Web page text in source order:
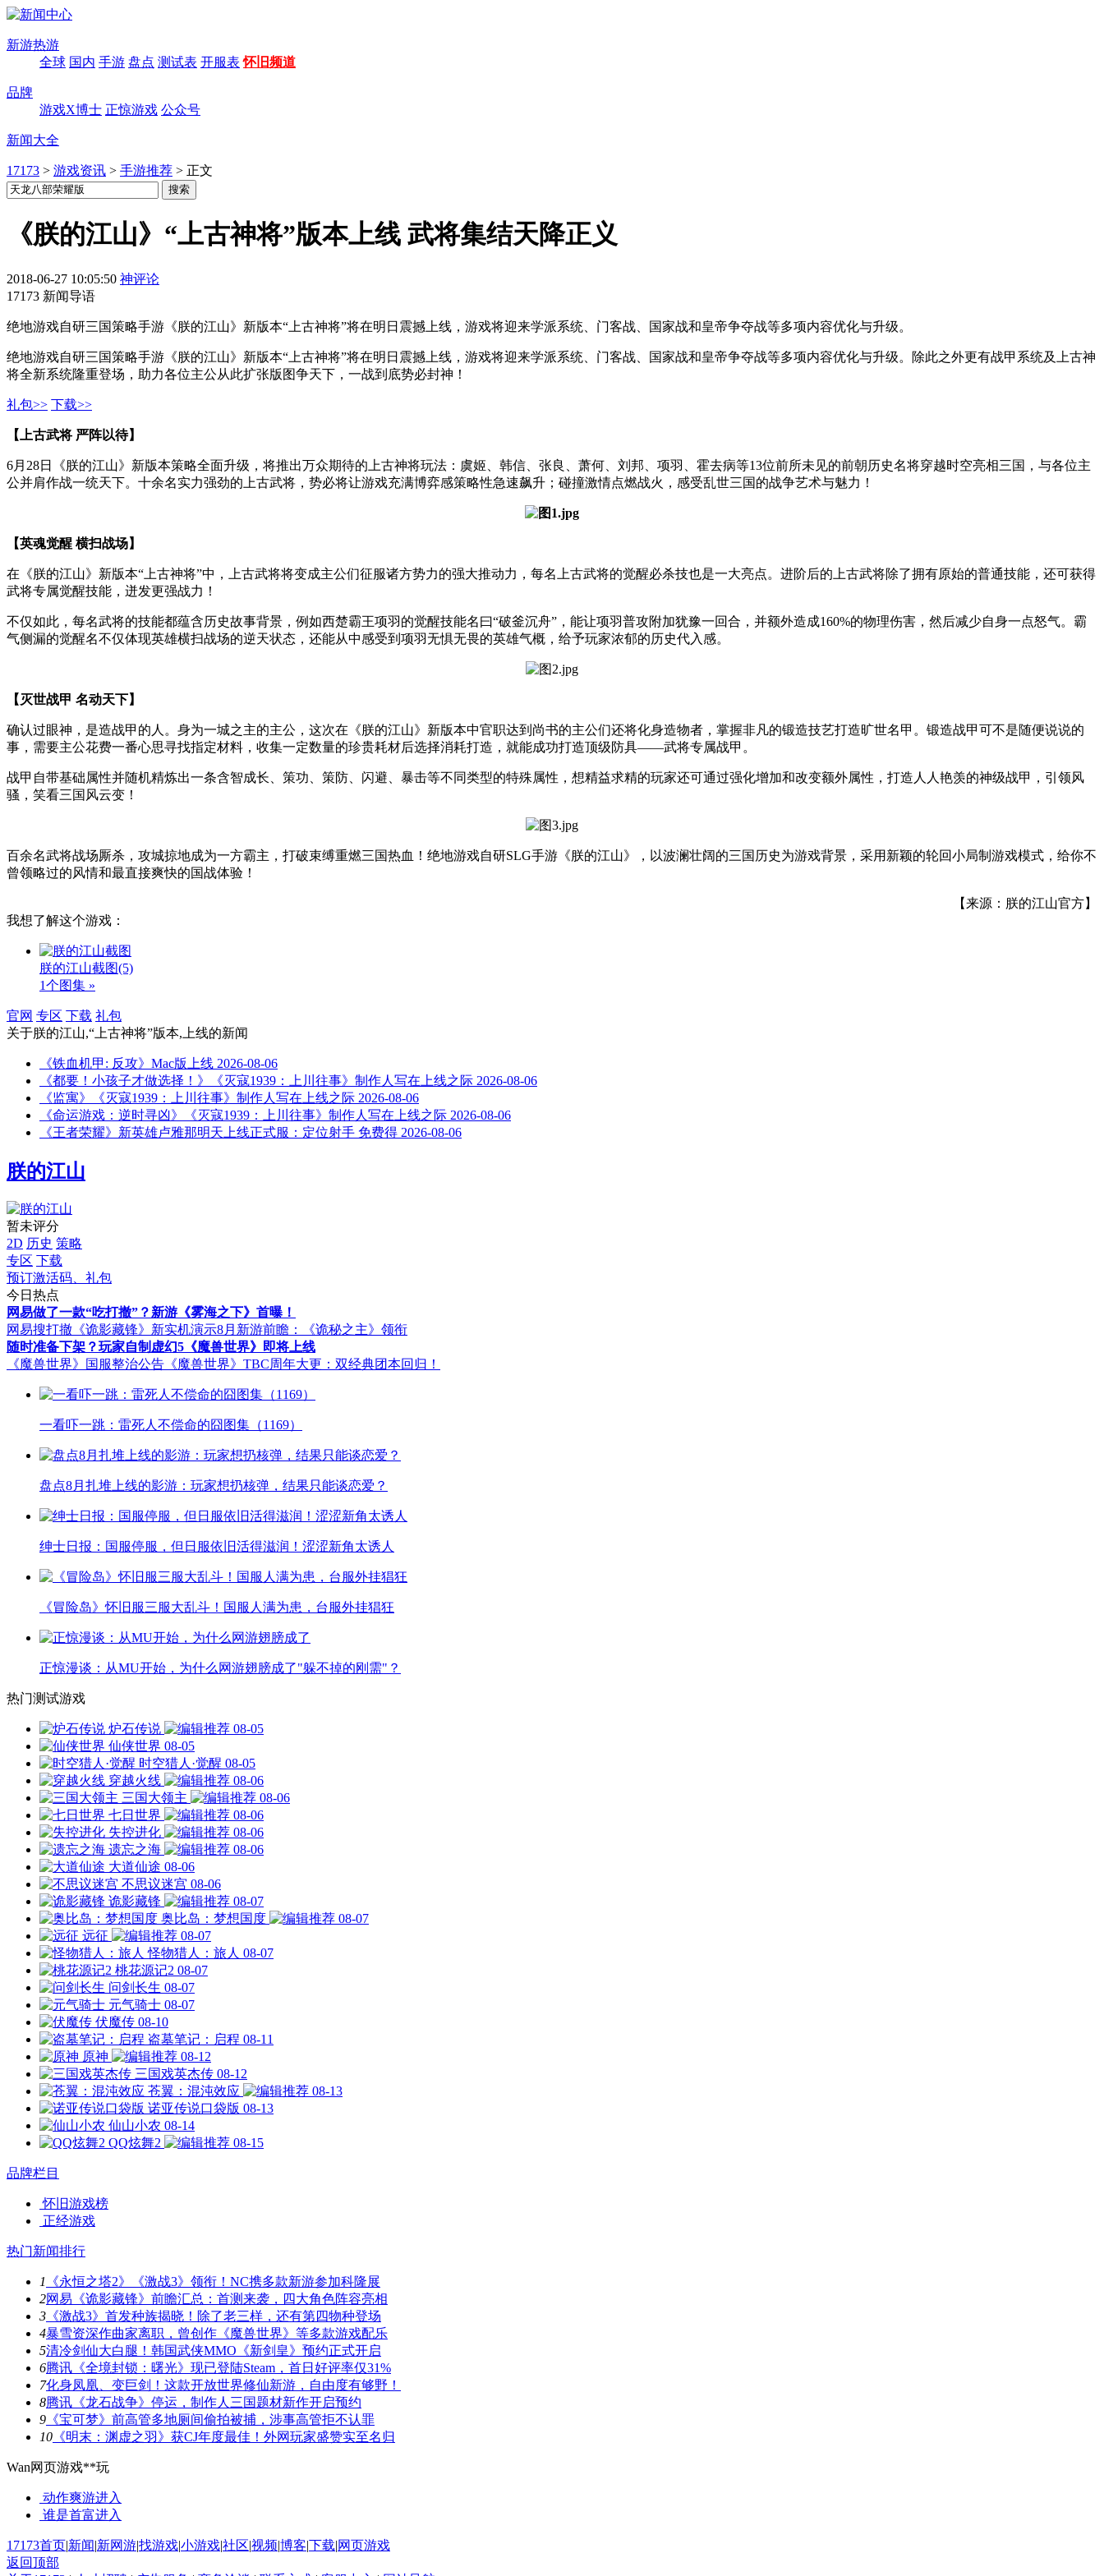
新游热游
全球 国内 手游 盘点 测试表 开服表 怀旧频道
品牌
游戏X博士 正惊游戏 公众号
新闻大全
17173 > 游戏资讯 > 手游推荐 > 正文
《朕的江山》“上古神将”版本上线 武将集结天降正义
2018-06-27 10:05:50 神评论
17173 新闻导语
绝地游戏自研三国策略手游《朕的江山》新版本“上古神将”将在明日震撼上线，游戏将迎来学派系统、门客战、国家战和皇帝争夺战等多项内容优化与升级。
绝地游戏自研三国策略手游《朕的江山》新版本“上古神将”将在明日震撼上线，游戏将迎来学派系统、门客战、国家战和皇帝争夺战等多项内容优化与升级。除此之外更有战甲系统及上古神
将全新系统隆重登场，助力各位主公从此扩张版图争天下，一战到底势必封神！
礼包>> 下载>>
【上古武将 严阵以待】
6月28日《朕的江山》新版本策略全面升级，将推出万众期待的上古神将玩法：虞姬、韩信、张良、萧何、刘邦、项羽、霍去病等13位前所未见的前朝历史名将穿越时空亮相三国，与各位主
公并肩作战一统天下。十余名实力强劲的上古武将，势必将让游戏充满博弈感策略性急速飙升；碰撞激情点燃战火，感受乱世三国的战争艺术与魅力！
【英魂觉醒 横扫战场】
在《朕的江山》新版本“上古神将”中，上古武将将变成主公们征服诸方势力的强大推动力，每名上古武将的觉醒必杀技也是一大亮点。进阶后的上古武将除了拥有原始的普通技能，还可获得
武将专属觉醒技能，迸发更强战力！
不仅如此，每名武将的技能都蕴含历史故事背景，例如西楚霸王项羽的觉醒技能名曰“破釜沉舟”，能让项羽普攻附加犹豫一回合，并额外造成160%的物理伤害，然后减少自身一点怒气。霸
气侧漏的觉醒名不仅体现英雄横扫战场的逆天状态，还能从中感受到项羽无惧无畏的英雄气概，给予玩家浓郁的历史代入感。
【灭世战甲 名动天下】
确认过眼神，是造战甲的人。身为一城之主的主公，这次在《朕的江山》新版本中官职达到尚书的主公们还将化身造物者，掌握非凡的锻造技艺打造旷世名甲。锻造战甲可不是随便说说的
事，需要主公花费一番心思寻找指定材料，收集一定数量的珍贵耗材后选择消耗打造，就能成功打造顶级防具——武将专属战甲。
战甲自带基础属性并随机精炼出一条含智成长、策功、策防、闪避、暴击等不同类型的特殊属性，想精益求精的玩家还可通过强化增加和改变额外属性，打造人人艳羡的神级战甲，引领风
骚，笑看三国风云变！
百余名武将战场厮杀，攻城掠地成为一方霸主，打破束缚重燃三国热血！绝地游戏自研SLG手游《朕的江山》，以波澜壮阔的三国历史为游戏背景，采用新颖的轮回小局制游戏模式，给你不
曾领略过的风情和最直接爽快的国战体验！
【来源：朕的江山官方】
我想了解这个游戏：
朕的江山截图(5)
1个图集 »
官网 专区 下载 礼包
关于朕的江山,“上古神将”版本,上线的新闻
《铁血机甲: 反攻》Mac版上线 2026-08-06
《都要！小孩子才做选择！》《灭寇1939：上川往事》制作人写在上线之际 2026-08-06
《监寓》《灭寇1939：上川往事》制作人写在上线之际 2026-08-06
《命运游戏：逆时寻凶》《灭寇1939：上川往事》制作人写在上线之际 2026-08-06
《王者荣耀》新英雄卢雅那明天上线正式服：定位射手 免费得 2026-08-06
朕的江山
暂未评分
2D 历史 策略
专区 下载
预订激活码、礼包
今日热点
网易做了一款“吃打撤”？新游《雾海之下》首曝！
网易搜打撤《诡影藏锋》新实机演示8月新游前瞻：《诡秘之主》领衔
随时准备下架？玩家自制虚幻5《魔兽世界》即将上线
《魔兽世界》国服整治公告 《魔兽世界》TBC周年大更：双经典团本回归！
一看吓一跳：雷死人不偿命的囧图集（1169）
盘点8月扎堆上线的影游：玩家想扔核弹，结果只能谈恋爱？
绅士日报：国服停服，但日服依旧活得滋润！涩涩新角太诱人
《冒险岛》怀旧服三服大乱斗！国服人满为患，台服外挂猖狂
正惊漫谈：从MU开始，为什么网游翅膀成了"躲不掉的刚需"？
热门测试游戏
炉石传说
08-05
仙侠世界 08-05
时空猎人·觉醒 08-05
穿越火线
08-06
三国大领主
08-06
七日世界
08-06
失控进化
08-06
遗忘之海
08-06
大道仙途 08-06
不思议迷宫 08-06
诡影藏锋
08-07
奥比岛：梦想国度
08-07
远征
08-07
怪物猎人：旅人 08-07
桃花源记2 08-07
问剑长生 08-07
元气骑士 08-07
伏魔传 08-10
盗墓笔记：启程 08-11
原神
08-12
三国戏英杰传 08-12
苍翼：混沌效应
08-13
诺亚传说口袋版 08-13
仙山小农 08-14
QQ炫舞2
08-15
品牌栏目
怀旧游戏榜
正经游戏
热门新闻排行
1
《永恒之塔2》《激战3》领衔！NC携多款新游参加科隆展
2网易《诡影藏锋》前瞻汇总：首测来袭，四大角色阵容亮相
3 《激战3》首发种族揭晓！除了老三样，还有第四物种登场
4暴雪资深作曲家离职，曾创作《魔兽世界》等多款游戏配乐
5清冷剑仙大白腿！韩国武侠MMO《新剑皇》预约正式开启
6腾讯《全境封锁：曙光》现已登陆Steam，首日好评率仅31%
7化身凤凰、变巨剑！这款开放世界修仙新游，自由度有够野！
8腾讯《龙石战争》停运，制作人三国题材新作开启预约
9 《宝可梦》前高管多地厕间偷拍被捕，涉事高管拒不认罪
10 《明末：渊虚之羽》获CJ年度最佳！外网玩家盛赞实至名归
Wan网页游戏**玩
动作爽游进入
谁是首富进入
17173首页|新闻|新网游|找游戏|小游戏|社区|视频|博客|下载|网页游戏
返回顶部